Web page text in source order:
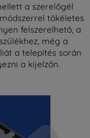
a szerelőgél
tökéletes
felszerelhető, a
még a
a telepítés során
a kijelzőn.